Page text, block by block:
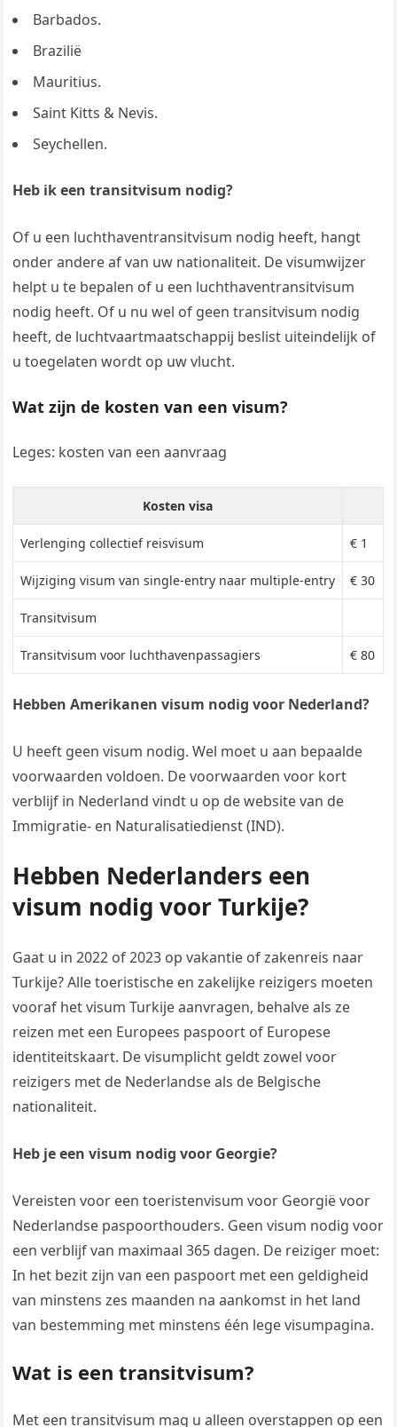
Barbados.
Brazilië
Mauritius.
Saint Kitts & Nevis.
Seychellen.
Heb ik een transitvisum nodig?
Of u een luchthaventransitvisum nodig heeft, hangt
onder andere af van uw nationaliteit. De visumwijzer
helpt u te bepalen of u een luchthaventransitvisum
nodig heeft. Of u nu wel of geen transitvisum nodig
heeft, de luchtvaartmaatschappij beslist uiteindelijk of
u toegelaten wordt op uw vlucht.
Wat zijn de kosten van een visum?
Leges: kosten van een aanvraag
Kosten visa
​​​Verlenging collectief reisvisum ​€ 1
​Wijziging visum van single-entry naar multiple-entry ​​€ 30
​​Transitvisum​
​Transitvisum voor luchthavenpassagiers ​​€ 80
Hebben Amerikanen visum nodig voor Nederland?
U heeft geen visum nodig. Wel moet u aan bepaalde
voorwaarden voldoen. De voorwaarden voor kort
verblijf in Nederland vindt u op de website van de
Immigratie- en Naturalisatiedienst (IND).
Hebben Nederlanders een
visum nodig voor Turkije?
Gaat u in 2022 of 2023 op vakantie of zakenreis naar
Turkije? Alle toeristische en zakelijke reizigers moeten
vooraf het visum Turkije aanvragen, behalve als ze
reizen met een Europees paspoort of Europese
identiteitskaart. De visumplicht geldt zowel voor
reizigers met de Nederlandse als de Belgische
nationaliteit.
Heb je een visum nodig voor Georgie?
Vereisten voor een toeristenvisum voor Georgië voor
Nederlandse paspoorthouders. Geen visum nodig voor
een verblijf van maximaal 365 dagen. De reiziger moet:
In het bezit zijn van een paspoort met een geldigheid
van minstens zes maanden na aankomst in het land
van bestemming met minstens één lege visumpagina.
Wat is een transitvisum?
Met een transitvisum mag u alleen overstappen op een